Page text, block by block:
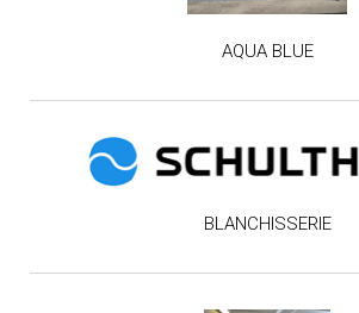
AQUA BLUE
BLANCHISSERIE